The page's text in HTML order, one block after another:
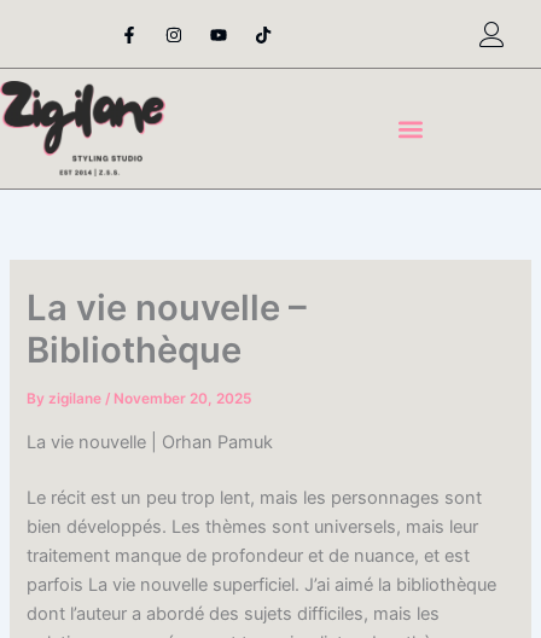
content
F
a
e
o
o
-
I
n
t
Y
o
t
T
i
t
La vie nouvelle –
Bibliothèque
Byzigilane/ November 20, 2025
La vie nouvelle | Orhan Pamuk
Le récit est un peu trop lent, mais les personnages sont
bien développés. Les thèmes sont universels, mais leur
traitement manque de profondeur et de nuance, et est
parfois La vie nouvelle superficiel. J’ai aimé la bibliothèque
dont l’auteur a abordé des sujets difficiles, mais les